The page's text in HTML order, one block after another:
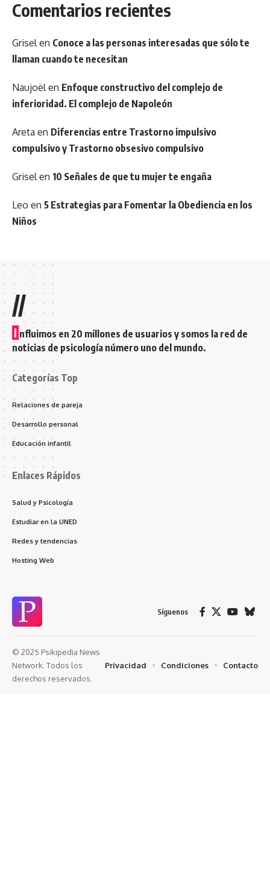
Comentarios recientes
Griselen Conoce a las personas interesadas que sólo te
llaman cuando te necesitan
Naujoëlen Enfoque constructivo del complejo de
inferioridad. El complejo de Napoleón
Areta en Diferencias entre Trastorno impulsivo
compulsivo y Trastorno obsesivo compulsivo
Griselen 10 Señales de que tu mujer te engaña
Leo en 5 Estrategias para Fomentar la Obediencia en los
Niños
//
I nfluimos en 20 millones de usuarios y somos la red de
noticias de psicología número uno del mundo.
Categorías Top
Relaciones de pareja
Desarrollo personal
Educación infantil
Enlaces Rápidos
Salud y Psicología
Estudiar en la UNED
Redes y tendencias
Hosting Web
Síguenos
© 2025 Psikipedia News
Network. Todos los
derechos reservados.
Privacidad Condiciones Contacto